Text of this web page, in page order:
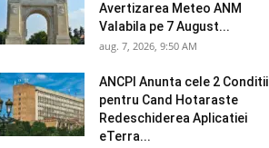
Avertizarea Meteo ANM
Valabila pe 7 August...
aug. 7, 2026, 9:50 AM
ANCPI Anunta cele 2 Conditii
pentru Cand Hotaraste
Redeschiderea Aplicatiei
eTerra...